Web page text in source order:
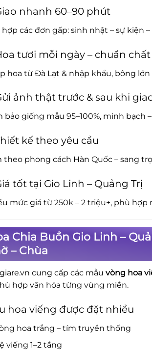
nhanh 60–90 phút
hợp các đơn gấp: sinh nhật – sự kiện
tươi mỗi ngày – chuẩn
hoa từ Đà Lạt & nhập khẩu, bông lớn
ảnh thật trước & sau khi
bảo giống mẫu 95–100%, minh bạch
kế theo yêu cầu
theo phong cách Hàn Quốc – sang
tốt tại Gio Linh – Quảng Trị
mức giá từ 250k – 2 triệu+, phù hợp
Chia Buồn Gio Linh –
– Chùa
cung cấp các mẫu vòng hoa
hợp văn hóa từng vùng miền.
hoa viếng được đặt nhiều
hoa trắng – tím truyền thống
viếng 1–2 tầng